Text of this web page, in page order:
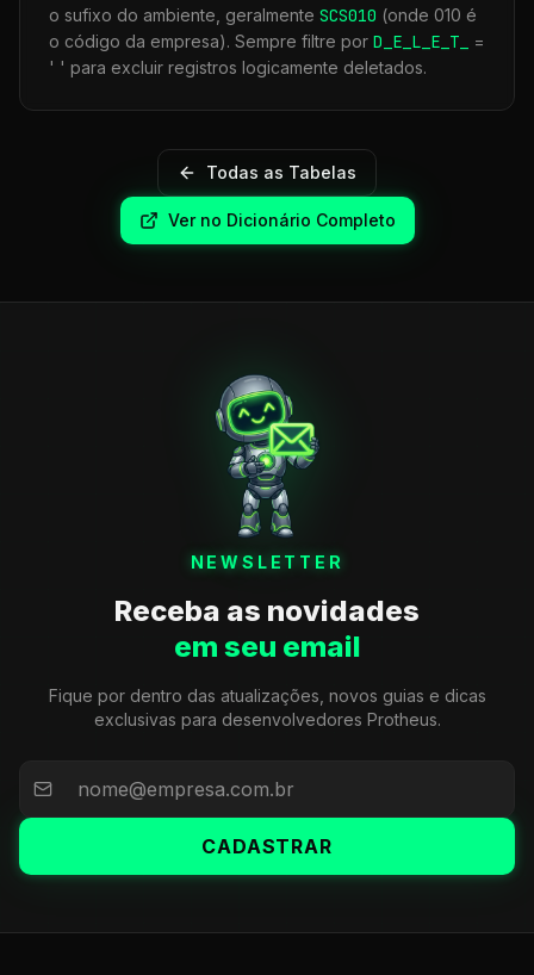
o sufixo do ambiente, geralmente SCS010 (onde 010 é
o código da empresa). Sempre filtre por D_E_L_E_T_
=
' ' para excluir registros logicamente deletados.
Todas as Tabelas
Ver no Dicionário Completo
NEWSLETTER
Receba as novidades
em seu email
Fique por dentro das atualizações, novos guias e dicas
exclusivas para desenvolvedores Protheus.
CADASTRAR